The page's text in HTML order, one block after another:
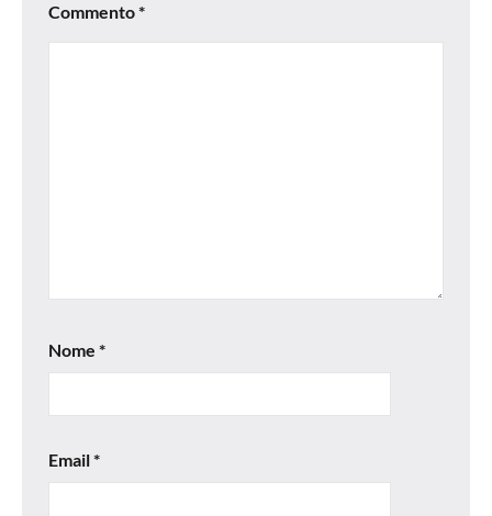
Commento*
Nome *
Email*